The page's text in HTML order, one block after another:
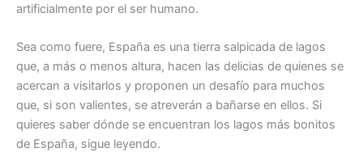
artificialmente por el ser humano.
Sea como fuere, España es una tierra salpicada de lagos
que, a más o menos altura, hacen las delicias de quienes se
acercan a visitarlos y proponen un desafío para muchos
que, si son valientes, se atreverán a bañarse en ellos. Si
quieres saber dónde se encuentran los lagos más bonitos
de España, sigue leyendo.